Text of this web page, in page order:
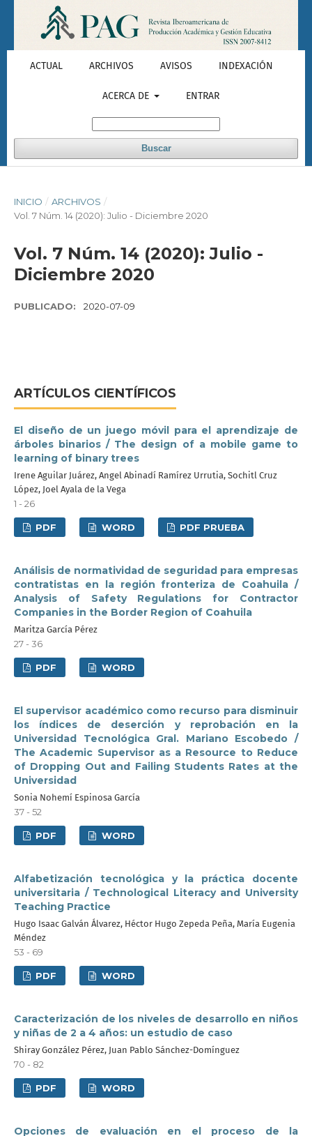
ACTUAL ARCHIVOS AVISOS INDEXACIÓN
ACERCA DE ENTRAR
Buscar
INICIO / ARCHIVOS /
Vol. 7 Núm. 14 (2020): Julio - Diciembre 2020
Vol. 7 Núm. 14 (2020): Julio -
Diciembre 2020
PUBLICADO: 2020-07-09
ARTÍCULOS CIENTÍFICOS
El diseño de un juego móvil para el aprendizaje de
árboles binarios / The design of a mobile game to
learning of binary trees
Irene Aguilar Juárez, Angel Abinadí Ramírez Urrutia, Sochitl Cruz
López, Joel Ayala de la Vega
1 - 26
PDF WORD PDF PRUEBA
Análisis de normatividad de seguridad para empresas
contratistas en la región fronteriza de Coahuila /
Analysis of Safety Regulations for Contractor
Companies in the Border Region of Coahuila
Maritza García Pérez
27 - 36
PDF WORD
El supervisor académico como recurso para disminuir
los índices de deserción y reprobación en la
Universidad Tecnológica Gral. Mariano Escobedo /
The Academic Supervisor as a Resource to Reduce
of Dropping Out and Failing Students Rates at the
Universidad
Sonia Nohemí Espinosa García
37 - 52
PDF WORD
Alfabetización tecnológica y la práctica docente
universitaria / Technological Literacy and University
Teaching Practice
Hugo Isaac Galván Álvarez, Héctor Hugo Zepeda Peña, María Eugenia
Méndez
53 - 69
PDF WORD
Caracterización de los niveles de desarrollo en niños
y niñas de 2 a 4 años: un estudio de caso
Shiray González Pérez, Juan Pablo Sánchez-Domínguez
70 - 82
PDF WORD
Opciones de evaluación en el proceso de la